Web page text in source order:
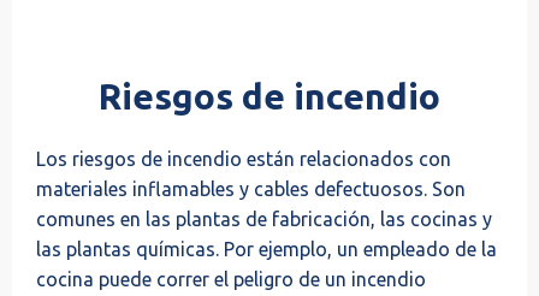
Riesgos de incendio
Los riesgos de incendio están relacionados con
materiales inflamables y cables defectuosos. Son
comunes en las plantas de fabricación, las cocinas y
las plantas químicas. Por ejemplo, un empleado de la
cocina puede correr el peligro de un incendio